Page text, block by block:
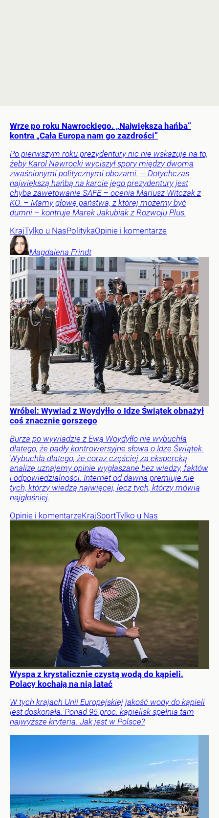
Wrze po roku Nawrockiego. „Największa hańba”
kontra „Cała Europa nam go zazdrości”
Po pierwszym roku prezydentury nic nie wskazuje na to,
żeby Karol Nawrocki wyciszył spory między dwoma
zwaśnionymi politycznymi obozami. – Dotychczas
największą hańbą na karcie jego prezydentury jest
chyba zawetowanie SAFE – ocenia Mariusz Witczak z
KO. – Mamy głowę państwa, z której możemy być
dumni – kontruje Marek Jakubiak z Rozwoju Plus.
KrajTylko u NasPolitykaOpinie i komentarze
Magdalena Frindt
Wróbel: Wywiad z Woydyłło o Idze Świątek obnażył
coś znacznie gorszego
Burza po wywiadzie z Ewą Woydyłło nie wybuchła
dlatego, że padły kontrowersyjne słowa o Idze Świątek.
Wybuchła dlatego, że coraz częściej za ekspercką
analizę uznajemy opinie wygłaszane bez wiedzy, faktów
i odpowiedzialności. Internet od dawna premiuje nie
tych, którzy wiedzą najwięcej, lecz tych, którzy mówią
najgłośniej.
Opinie i komentarzeKrajSportTylko u Nas
Wyspa z krystalicznie czystą wodą do kąpieli.
Polacy kochają na nią latać
W tych krajach Unii Europejskiej jakość wody do kąpieli
jest doskonała. Ponad 95 proc. kąpielisk spełnia tam
najwyższe kryteria. Jak jest w Polsce?